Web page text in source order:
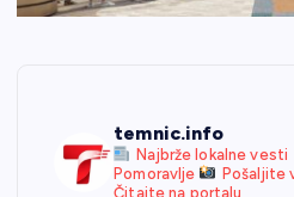
temnic.info
Najbrže lokalne vesti
Pomoravlje
Pošaljite
Čitajte na portalu